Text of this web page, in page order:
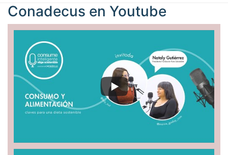
Conadecus en Youtube